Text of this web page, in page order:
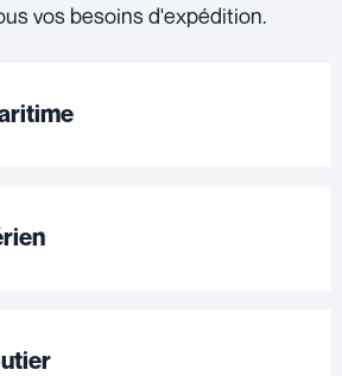
vos besoins d'expédition.